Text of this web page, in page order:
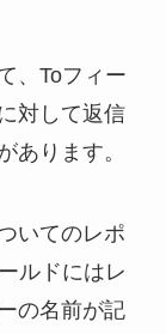
、Toフィー
対して返信
あります。
いてのレポ
ルドにはレ
の名前が記